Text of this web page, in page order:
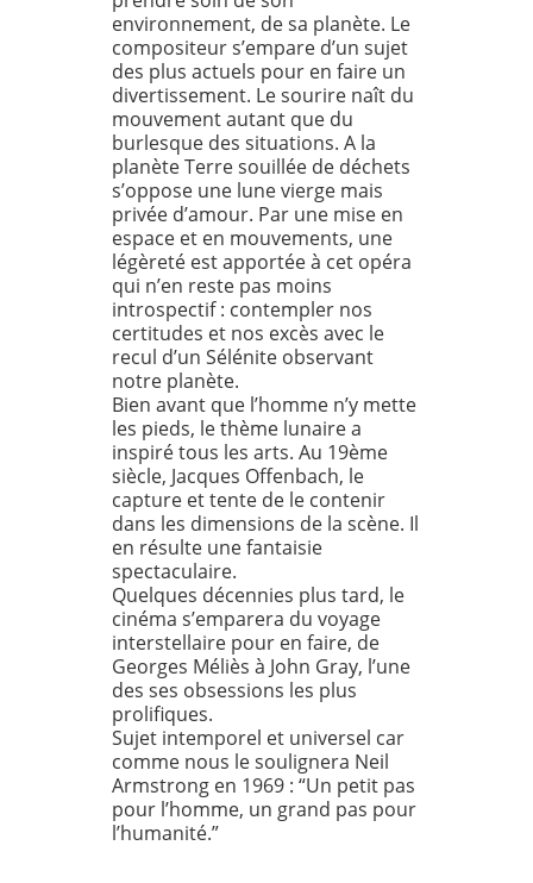
environnement, de sa planète. Le
compositeur s’empare d’un sujet
des plus actuels pour en faire un
divertissement. Le sourire naît du
mouvement autant que du
burlesque des situations. A la
planète Terre souillée de déchets
s’oppose une lune vierge mais
privée d’amour. Par une mise en
espace et en mouvements, une
légèreté est apportée à cet opéra
qui n’en reste pas moins
introspectif : contempler nos
certitudes et nos excès avec le
recul d’un Sélénite observant
notre planète.
Bien avant que l’homme n’y mette
les pieds, le thème lunaire a
inspiré tous les arts. Au 19ème
siècle, Jacques Offenbach, le
capture et tente de le contenir
dans les dimensions de la scène. Il
en résulte une fantaisie
spectaculaire.
Quelques décennies plus tard, le
cinéma s’emparera du voyage
interstellaire pour en faire, de
Georges Méliès à John Gray, l’une
des ses obsessions les plus
prolifiques.
Sujet intemporel et universel car
comme nous le soulignera Neil
Armstrong en 1969 : “Un petit pas
pour l’homme, un grand pas pour
l’humanité.”